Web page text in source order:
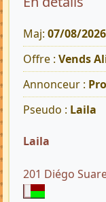
Maj: 07/08/2026
Offre : Vends
Annonceur :
Pseudo : Laila
Laila
201 Diégo